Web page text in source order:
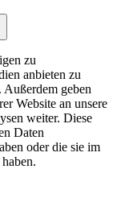
zu
anbieten zu
geben
Website an unsere
weiter. Diese
Daten
oder die sie im